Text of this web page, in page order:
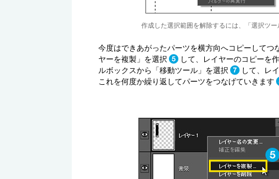
作成した選択範囲を解除するには、「選択ツ
今度はできあがったパーツを横方向へコピーしてつ
ヤーを複製」を選択
して、レイヤーのコピーを
ルボックスから「移動ツール」を選択
して、レ
これを何度か繰り返してパーツをつなげていきます